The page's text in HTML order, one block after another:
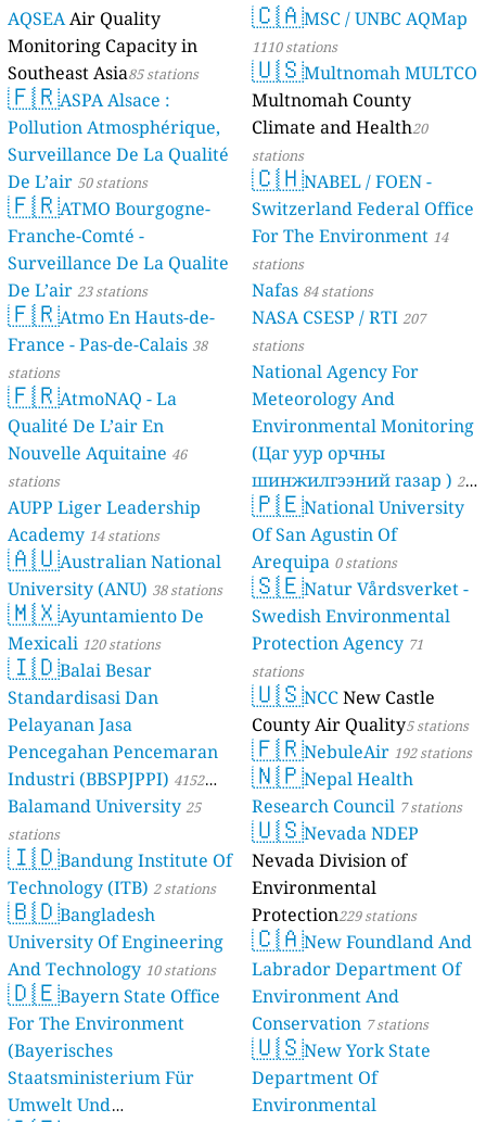
AQSEAAir Quality
Monitoring Capacity in
Southeast Asia85 stations
🇫🇷ASPA Alsace :
Pollution Atmosphérique,
Surveillance De La Qualité
De L’air 50 stations
🇫🇷ATMO Bourgogne-
Franche-Comté -
Surveillance De La Qualite
De L’air 23 stations
🇫🇷Atmo En Hauts-de-
France - Pas-de-Calais 38
stations
🇫🇷AtmoNAQ - La
Qualité De L’air En
Nouvelle Aquitaine 46
stations
AUPP Liger Leadership
Academy 14 stations
🇦🇺Australian National
University (ANU) 38 stations
🇲🇽Ayuntamiento De
Mexicali 120 stations
🇮🇩Balai Besar
Standardisasi Dan
Pelayanan Jasa
Pencegahan Pencemaran
Industri (BBSPJPPI) 4152
stations
Balamand University25
stations
🇮🇩Bandung Institute Of
Technology (ITB) 2 stations
🇧🇩Bangladesh
University Of Engineering
And Technology 10 stations
🇩🇪Bayern State Office
For The Environment
(Bayerisches
Staatsministerium Für
Umwelt Und
🇨🇦MSC / UNBC AQMap
1110 stations
🇺🇸Multnomah MULTCO
Multnomah County
Climate and Health20
stations
🇨🇭NABEL / FOEN -
Switzerland Federal Office
For The Environment 14
stations
Nafas 84 stations
NASA CSESP / RTI 207
stations
National Agency For
Meteorology And
Environmental Monitoring
(Цаг уур орчны
шинжилгээний газар ) 21
stations
🇵🇪National University
Of San Agustin Of
Arequipa 0 stations
🇸🇪Natur Vårdsverket -
Swedish Environmental
Protection Agency 71
stations
🇺🇸NCCNew Castle
County Air Quality5 stations
🇫🇷NebuleAir 192 stations
🇳🇵Nepal Health
Research Council 7 stations
🇺🇸Nevada NDEP
Nevada Division of
Environmental
Protection229 stations
🇨🇦New Foundland And
Labrador Department Of
Environment And
Conservation 7 stations
🇺🇸New York State
Department Of
Environmental